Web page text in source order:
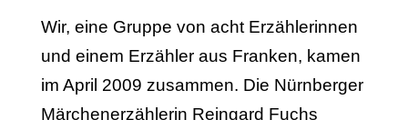
Wir, eine Gruppe von acht Erzählerinnen
und einem Erzähler aus Franken, kamen
im April 2009 zusammen. Die Nürnberger
Märchenerzählerin Reingard Fuchs